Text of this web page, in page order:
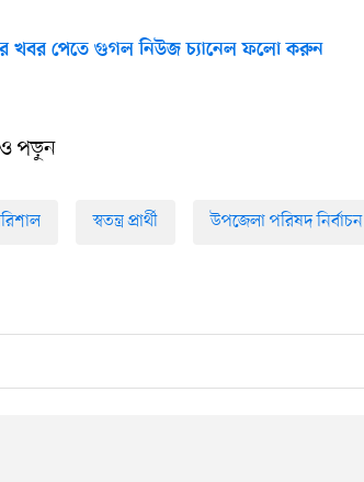
খবর পেতে গুগল নিউজ চ্যানেল ফলো করুন
পড়ুন
স্বতন্ত্র প্রার্থী উপজেলা পরিষদ নির্বাচন